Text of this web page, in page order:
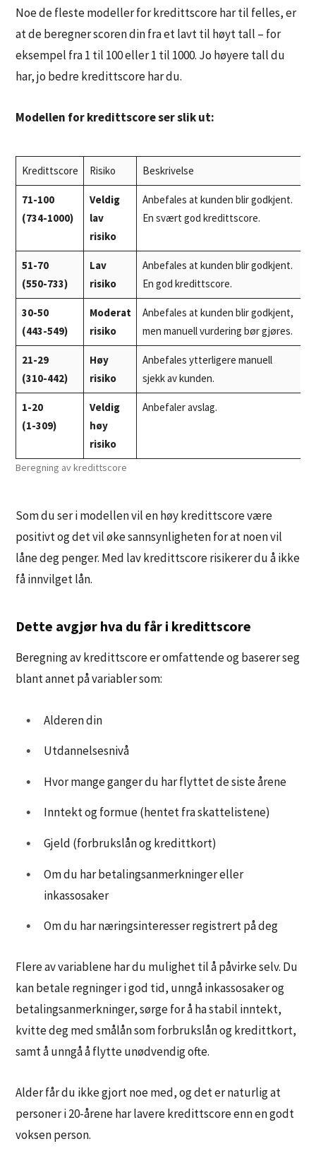
Noe de fleste modeller for kredittscore har til felles, er
at de beregner scoren din fra et lavt til høyt tall – for
eksempel fra 1 til 100 eller 1 til 1000. Jo høyere tall du
har, jo bedre kredittscore har du.
Modellen for kredittscore ser slik ut:
Kredittscore Risiko Beskrivelse
71-100
(734-1000)
Veldig
lav
risiko
Anbefales at kunden blir godkjent.
En svært god kredittscore.
51-70
(550-733)
Lav
risiko
Anbefales at kunden blir godkjent.
En god kredittscore.
30-50
(443-549)
Moderat
risiko
Anbefales at kunden blir godkjent,
men manuell vurdering bør gjøres.
21-29
(310-442)
Høy
risiko
Anbefales ytterligere manuell
sjekk av kunden.
1-20
(1-309)
Veldig
høy
risiko
Anbefaler avslag.
Beregning av kredittscore
Som du ser i modellen vil en høy kredittscore være
positivt og det vil øke sannsynligheten for at noen vil
låne deg penger. Med lav kredittscore risikerer du å ikke
få innvilget lån.
Dette avgjør hva du får i kredittscore
Beregning av kredittscore er omfattende og baserer seg
blant annet på variabler som:
Alderen din
Utdannelsesnivå
Hvor mange ganger du har flyttet de siste årene
Inntekt og formue (hentet fra skattelistene)
Gjeld (forbrukslån og kredittkort)
Om du har betalingsanmerkninger eller
inkassosaker
Om du har næringsinteresser registrert på deg
Flere av variablene har du mulighet til å påvirke selv. Du
kan betale regninger i god tid, unngå inkassosaker og
betalingsanmerkninger, sørge for å ha stabil inntekt,
kvitte deg med smålån som forbrukslån og kredittkort,
samt å unngå å flytte unødvendig ofte.
Alder får du ikke gjort noe med, og det er naturlig at
personer i 20-årene har lavere kredittscore enn en godt
voksen person.